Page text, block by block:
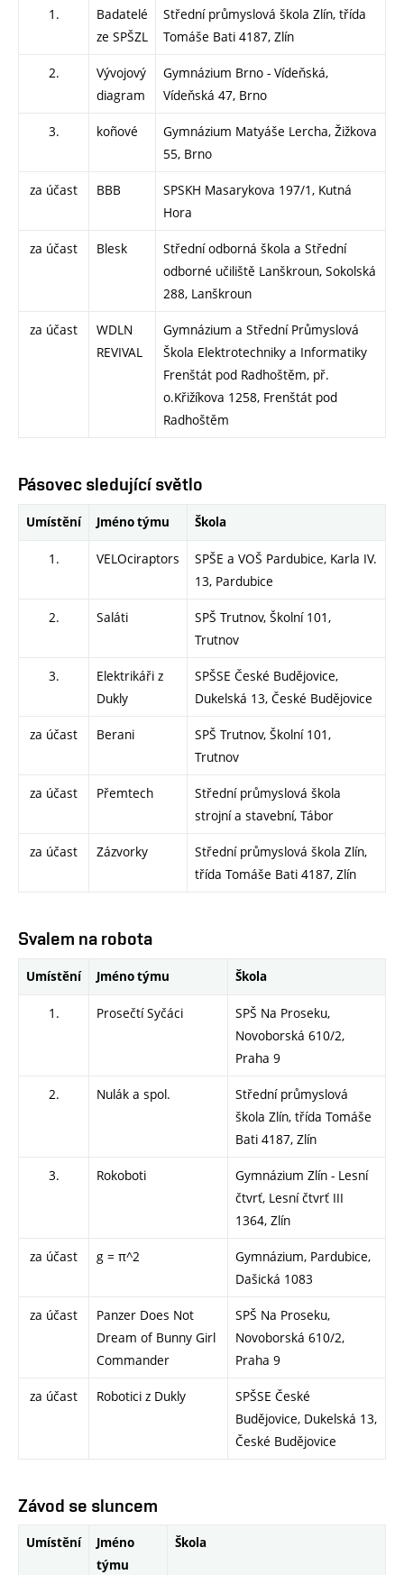
1.
Badatelé
ze SPŠZL
Střední průmyslová škola Zlín, třída
Tomáše Bati 4187, Zlín
2.
Vývojový
diagram
Gymnázium Brno - Vídeňská,
Vídeňská 47, Brno
3. koñové
Gymnázium Matyáše Lercha, Žižkova
55, Brno
za účast BBB
SPSKH Masarykova 197/1, Kutná
Hora
za účast Blesk
Střední odborná škola a Střední
odborné učiliště Lanškroun, Sokolská
288, Lanškroun
za účast
WDLN
REVIVAL
Gymnázium a Střední Průmyslová
Škola Elektrotechniky a Informatiky
Frenštát pod Radhoštěm, př.
o.Křižíkova 1258, Frenštát pod
Radhoštěm
Pásovec sledující světlo
Umístění Jméno týmu Škola
1. VELOciraptors
SPŠE a VOŠ Pardubice, Karla IV.
13, Pardubice
2. Saláti
SPŠ Trutnov, Školní 101,
Trutnov
3.
Elektrikáři z
Dukly
SPŠSE České Budějovice,
Dukelská 13, České Budějovice
za účast Berani
SPŠ Trutnov, Školní 101,
Trutnov
za účast Přemtech
Střední průmyslová škola
strojní a stavební, Tábor
za účast Zázvorky
Střední průmyslová škola Zlín,
třída Tomáše Bati 4187, Zlín
Svalem na robota
Umístění Jméno týmu Škola
1. Prosečtí Syčáci
SPŠ Na Proseku,
Novoborská 610/2,
Praha 9
2. Nulák a spol.
Střední průmyslová
škola Zlín, třída Tomáše
Bati 4187, Zlín
3. Rokoboti
Gymnázium Zlín - Lesní
čtvrť, Lesní čtvrť III
1364, Zlín
za účast g = π^2
Gymnázium, Pardubice,
Dašická 1083
za účast
Panzer Does Not
Dream of Bunny Girl
Commander
SPŠ Na Proseku,
Novoborská 610/2,
Praha 9
za účast Robotici z Dukly
SPŠSE České
Budějovice, Dukelská 13,
České Budějovice
Závod se sluncem
Umístění
Jméno
týmu
Škola